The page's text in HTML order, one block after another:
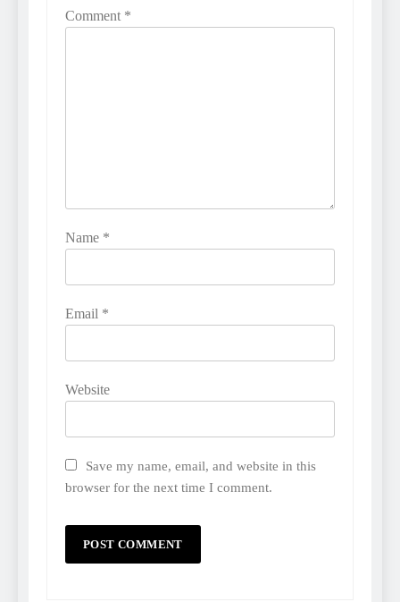
Comment *
Name *
Email *
Website
Save my name, email, and website in this
browser for the next time I comment.